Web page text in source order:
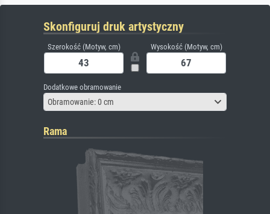
Skonfiguruj druk artystyczny
Szerokość (Motyw, cm) Wysokość (Motyw, cm)
Dodatkowe obramowanie
Obramowanie: 0 cm
Rama